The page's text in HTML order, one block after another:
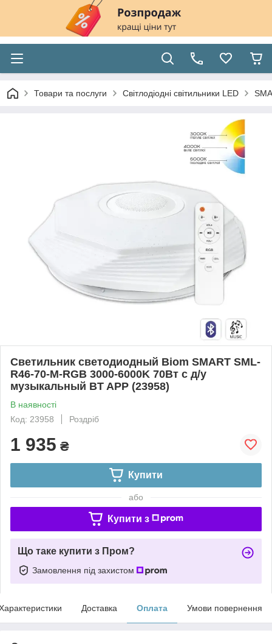
Товари та послуги Світлодіодні світильники LED
Светильник светодиодный Biom SMART SML-
R46-70-M-RGB 3000-6000K 70Вт с д/у
музыкальный BT APP (23958)
В наявності
Код: 23958
Роздріб
1 935 ₴
Купити
або
Купити з
Що таке купити з Пром?
Замовлення під захистом
Доставка Оплата Умови повернення